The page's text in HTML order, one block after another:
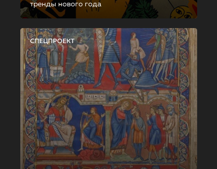
тренды нового года
СПЕЦПРОЕКТ